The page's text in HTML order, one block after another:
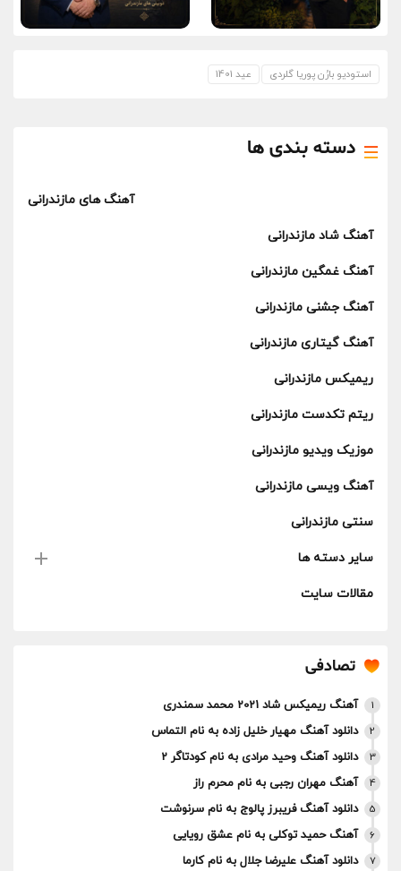
دسته بندی ها
آهنگ های مازندرانی
آهنگ شاد مازندرانی
آهنگ غمگین مازندرانی
آهنگ جشنی مازندرانی
آهنگ گیتاری مازندرانی
ریمیکس مازندرانی
ریتم تکدست مازندرانی
موزیک ویدیو مازندرانی
آهنگ ویسی مازندرانی
سنتی مازندرانی
سایر دسته ها
مقالات سایت
تصادفی
1 آهنگ ریمیکس شاد 2021 محمد سمندری
2 دانلود آهنگ مهیار خلیل زاده به نام التماس
3 دانلود آهنگ وحید مرادی به نام کودتاگر 2
4 آهنگ مهران رجبی به نام محرم راز
5 دانلود آهنگ فریبرز پالوج به نام سرنوشت
6 آهنگ حمید توکلی به نام عشق رویایی
7 دانلود آهنگ علیرضا جلال به نام کارما
استودیو بارُن پوریا گلردی عید 1401